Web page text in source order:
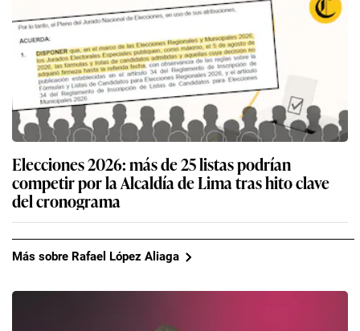
Elecciones 2026: más de 25 listas podrían
competir por la Alcaldía de Lima tras hito clave
del cronograma
Más sobre Rafael López Aliaga